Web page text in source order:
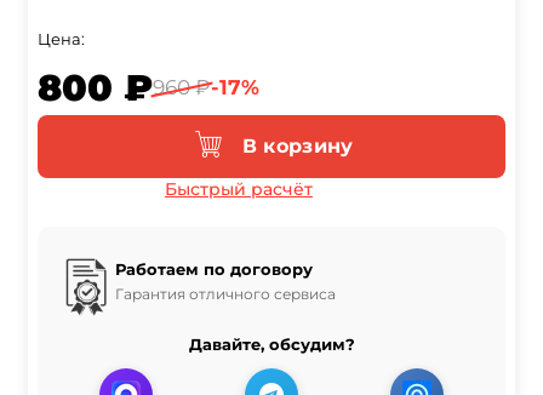
Цена:
800 ₽960 ₽-17%
В корзину
Быстрый расчёт
Работаем по договору
Гарантия отличного сервиса
Давайте, обсудим?